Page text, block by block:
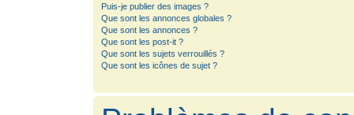
Puis-je publier des images ?
Que sont les annonces globales ?
Que sont les annonces ?
Que sont les post-it ?
Que sont les sujets verrouillés ?
Que sont les icônes de sujet ?